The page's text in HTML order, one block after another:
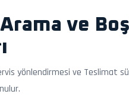
ve
yönlendirmesi ve Teslimat